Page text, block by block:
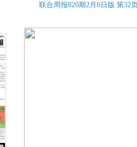
联合周报820期2月6日版 第32